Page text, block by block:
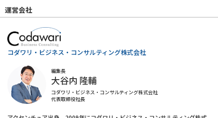
運営会社
コダワリ・ビジネス・コンサルティング株式会社
編集長
大谷内 隆輔
コダワリ・ビジネス・コンサルティング株式会社
代表取締役社長